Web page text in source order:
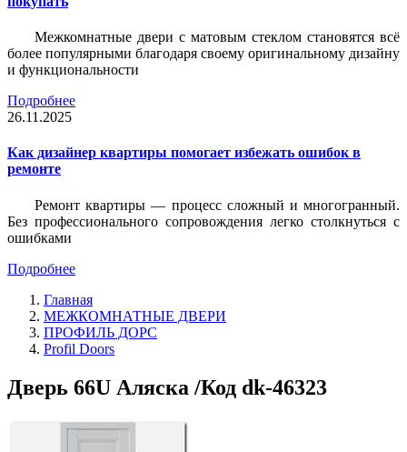
Межкомнатные двери с матовым стеклом становятся всё
более популярными благодаря своему оригинальному дизайну
и функциональности
Подробнее
26.11.2025
Как дизайнер квартиры помогает избежать ошибок в
ремонте
Ремонт квартиры — процесс сложный и многогранный.
Без профессионального сопровождения легко столкнуться с
ошибками
Подробнее
Главная
МЕЖКОМНАТНЫЕ ДВЕРИ
ПРОФИЛЬ ДОРС
Profil Doors
Дверь 66U Аляска /Код dk-46323